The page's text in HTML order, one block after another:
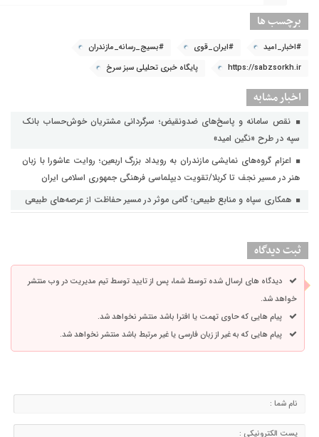
برچسب ها
#اخبار_امید #ایران_قوی
#بسیج_رسانه_مازندران
https://sabzsorkh.ir
پایگاه خبری تحلیلی سبز سرخ
اخبار مشابه
نقص سامانه و پاسخ‌های ضدونقیض؛ سرگردانی مشتریان خوش‌حساب بانک
سپه در طرح «نگین امید»
اعزام گروه‌های نمایشی مازندران به رویداد بزرگ اربعین؛ روایت عاشورا با زبان
هنر در مسیر نجف تا کربلا/تقویت دیپلماسی فرهنگی جمهوری اسلامی ایران
همکاری سپاه و منابع طبیعی؛ گامی موثر در مسیر حفاظت از عرصه‌های طبیعی
ثبت دیدگاه
دیدگاه های ارسال شده توسط شما، پس از تایید توسط تیم مدیریت در وب منتشر
خواهد شد.
پیام هایی که حاوی تهمت یا افترا باشد منتشر نخواهد شد.
پیام هایی که به غیر از زبان فارسی یا غیر مرتبط باشد منتشر نخواهد شد.